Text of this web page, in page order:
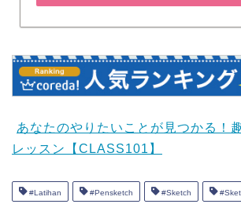
あなたのやりたいことが見つかる！
レッスン【CLASS101】
#Latihan #Pensketch #Sketch